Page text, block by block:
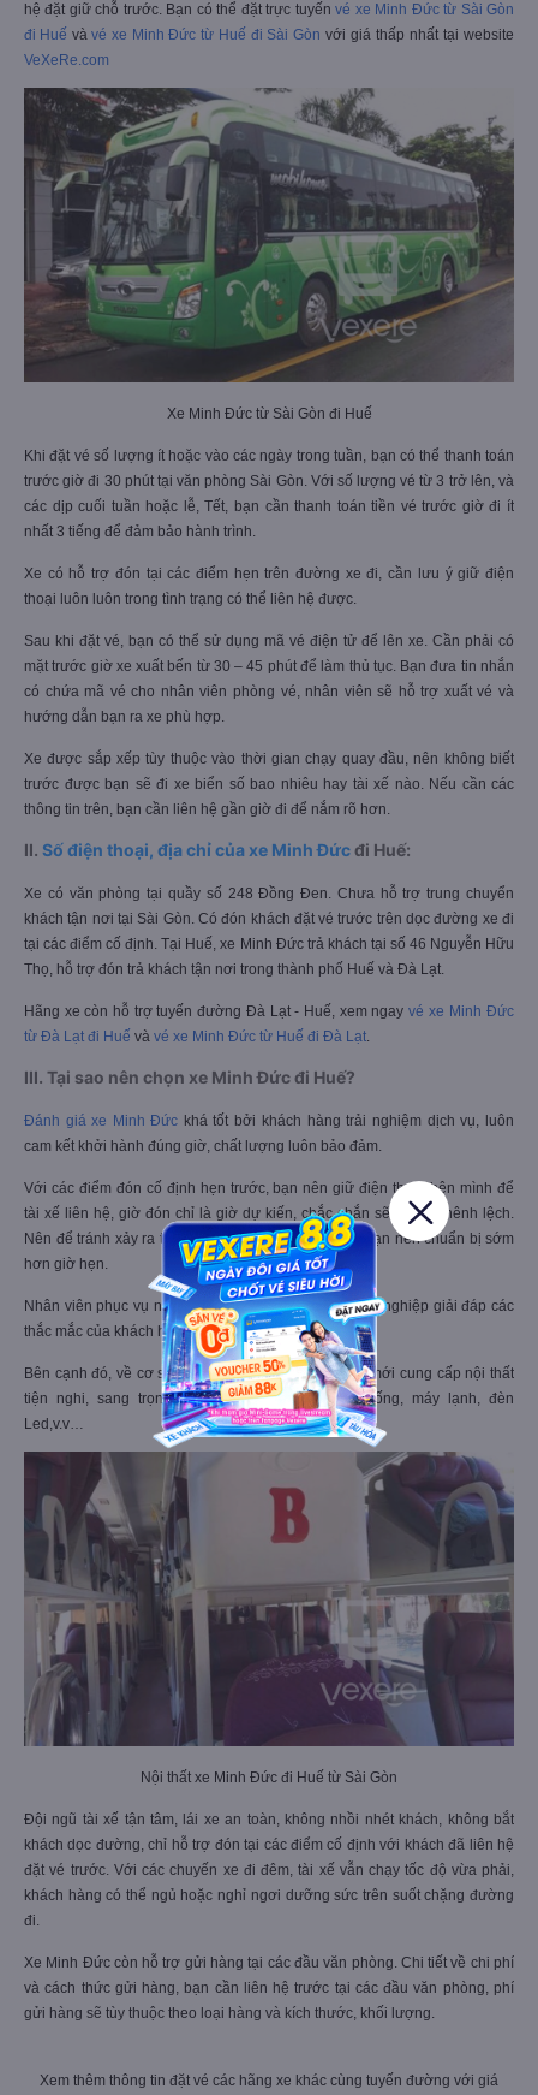
hệ đặt giữ chỗ trước. Bạn có thể đặt trực tuyến vé xe Minh Đức từ Sài Gòn
đi Huế và vé xe Minh Đức từ Huế đi Sài Gòn với giá thấp nhất tại website
VeXeRe.com
Xe Minh Đức từ Sài Gòn đi Huế
Khi đặt vé số lượng ít hoặc vào các ngày trong tuần, bạn có thể thanh toán
trước giờ đi 30 phút tại văn phòng Sài Gòn. Với số lượng vé từ 3 trở lên, và
các dịp cuối tuần hoặc lễ, Tết, bạn cần thanh toán tiền vé trước giờ đi ít
nhất 3 tiếng để đảm bảo hành trình.
Xe có hỗ trợ đón tại các điểm hẹn trên đường xe đi, cần lưu ý giữ điện
thoại luôn luôn trong tình trạng có thể liên hệ được.
Sau khi đặt vé, bạn có thể sử dụng mã vé điện tử để lên xe. Cần phải có
mặt trước giờ xe xuất bến từ 30 – 45 phút để làm thủ tục. Bạn đưa tin nhắn
có chứa mã vé cho nhân viên phòng vé, nhân viên sẽ hỗ trợ xuất vé và
hướng dẫn bạn ra xe phù hợp.
Xe được sắp xếp tùy thuộc vào thời gian chạy quay đầu, nên không biết
trước được bạn sẽ đi xe biển số bao nhiêu hay tài xế nào. Nếu cần các
thông tin trên, bạn cần liên hệ gần giờ đi để nắm rõ hơn.
II. Số điện thoại, địa chỉ của xe Minh Đứcđi Huế:
Xe có văn phòng tại quầy số 248 Đồng Đen. Chưa hỗ trợ trung chuyển
khách tận nơi tại Sài Gòn. Có đón khách đặt vé trước trên dọc đường xe đi
tại các điểm cố định. Tại Huế, xe Minh Đức trả khách tại số 46 Nguyễn Hữu
Thọ, hỗ trợ đón trả khách tận nơi trong thành phố Huế và Đà Lạt.
Hãng xe còn hỗ trợ tuyến đường Đà Lạt - Huế, xem ngay vé xe Minh Đức
từ Đà Lạt đi Huế và vé xe Minh Đức từ Huế đi Đà Lạt
III. Tại sao nên chọn xe Minh Đức đi Huế?
Đánh giá xe Minh Đức khá tốt bởi khách hàng trải nghiệm dịch vụ, luôn
cam kết khởi hành đúng giờ, chất lượng luôn bảo đảm.
Với các điểm đón cố định hẹn trước, bạn nên giữ điện thoại bên mình để
tài xế liên hệ, giờ đón chỉ là giờ dự kiến, chắc chắn sẽ có sự chênh lệch.
Nên để tránh xảy ra tình huống không mong muốn, bạn nên chuẩn bị sớm
hơn giờ hẹn.
Nhân viên phục vụ nhiệt tình, chu đáo, tư vấn chuyên nghiệp giải đáp các
thắc mắc của khách hàng.
Bên cạnh đó, về cơ sở vật chất, xe giường nằm đời mới cung cấp nội thất
tiện nghi, sang trọng, có wifi, khăn lạnh, nước uống, máy lạnh, đèn
Led,v.v…
Nội thất xe Minh Đức đi Huế từ Sài Gòn
Đội ngũ tài xế tận tâm, lái xe an toàn, không nhồi nhét khách, không bắt
khách dọc đường, chỉ hỗ trợ đón tại các điểm cố định với khách đã liên hệ
đặt vé trước. Với các chuyến xe đi đêm, tài xế vẫn chạy tốc độ vừa phải,
khách hàng có thể ngủ hoặc nghỉ ngơi dưỡng sức trên suốt chặng đường
đi.
Xe Minh Đức còn hỗ trợ gửi hàng tại các đầu văn phòng. Chi tiết về chi phí
và cách thức gửi hàng, bạn cần liên hệ trước tại các đầu văn phòng, phí
gửi hàng sẽ tùy thuộc theo loại hàng và kích thước, khối lượng.
Xem thêm thông tin đặt vé các hãng xe khác cùng tuyến đường với giá